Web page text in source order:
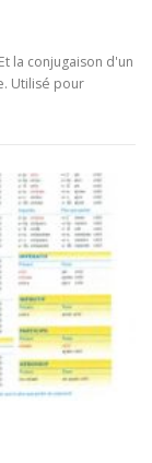
la conjugaison d'un
Utilisé pour